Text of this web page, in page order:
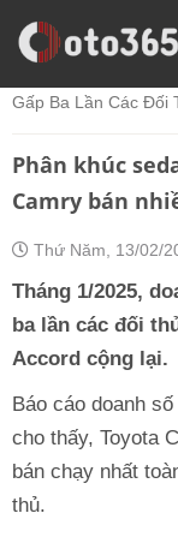
Trang Chủ
Thị
Gấp Ba Lần Các Đối
Phân khúc
Camry bán
Thứ Năm, 13/02/
Tháng 1/2025,
ba lần các đối
Accord cộng lại.
Báo cáo doanh
cho thấy, Toyota
bán chạy nhất
thủ.